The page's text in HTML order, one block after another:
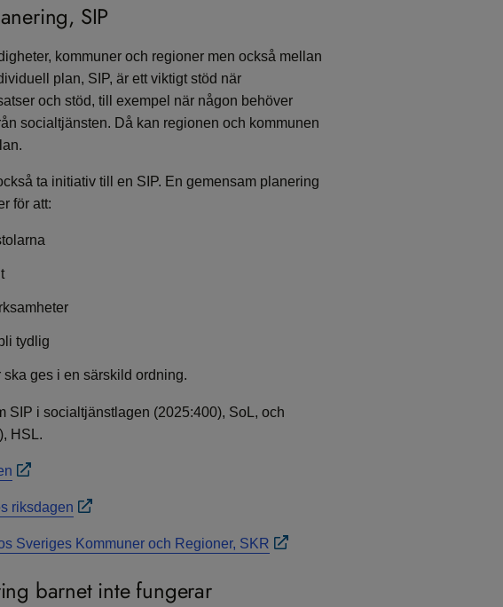
SIP
kommuner och regioner men också mellan
plan, SIP, är ett viktigt stöd när
och stöd, till exempel när någon behöver
socialtjänsten. Då kan regionen och kommunen
ta initiativ till en SIP. En gemensam planering
för att:
tydlig
ges i en särskild ordning.
SIP i socialtjänstlagen (2025:400), SoL, och
HSL.
riksdagen
Sveriges Kommuner och Regioner, SKR
barnet inte fungerar